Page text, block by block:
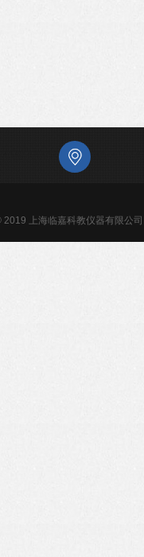
2019 上海临嘉科教仪器有限公